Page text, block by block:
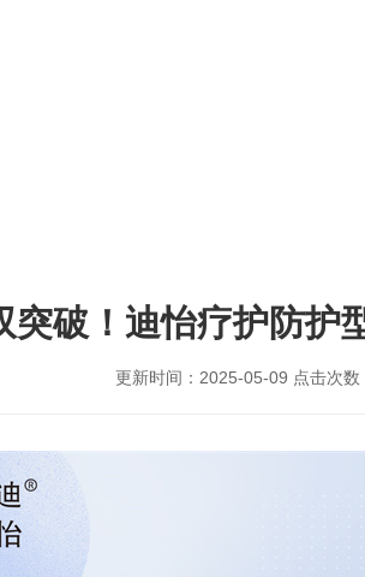
突破！迪怡疗护防护
更新时间： 2025-05-09 点击次数